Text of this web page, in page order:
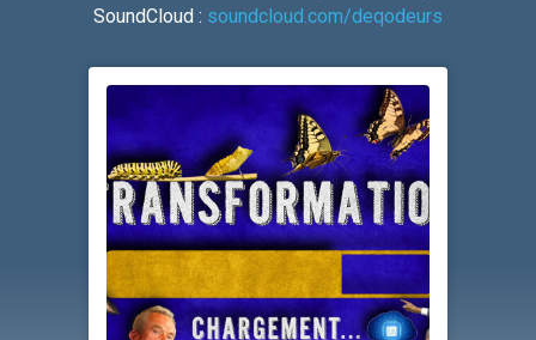
SoundCloud : soundcloud.com/deqodeurs